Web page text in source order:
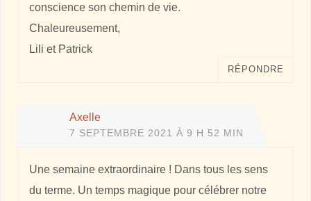
conscience son chemin de vie.
Chaleureusement,
Lili et Patrick
RÉPONDRE
Axelle
7 SEPTEMBRE 2021 À 9 H 52 MIN
Une semaine extraordinaire ! Dans tous les sens
du terme. Un temps magique pour célébrer notre